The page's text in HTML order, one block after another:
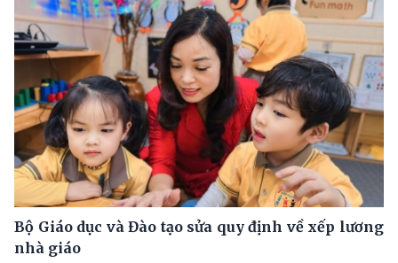
Bộ Giáo dục và Đào tạo sửa quy định về xếp lương
nhà giáo